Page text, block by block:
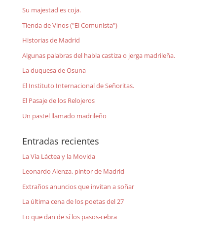
Su majestad es coja.
Tienda de Vinos ("El Comunista")
Historias de Madrid
Algunas palabras del habla castiza o jerga madrileña.
La duquesa de Osuna
El Instituto Internacional de Señoritas.
El Pasaje de los Relojeros
Un pastel llamado madrileño
Entradas recientes
La Vía Láctea y la Movida
Leonardo Alenza, pintor de Madrid
Extraños anuncios que invitan a soñar
La última cena de los poetas del 27
Lo que dan de sí los pasos-cebra